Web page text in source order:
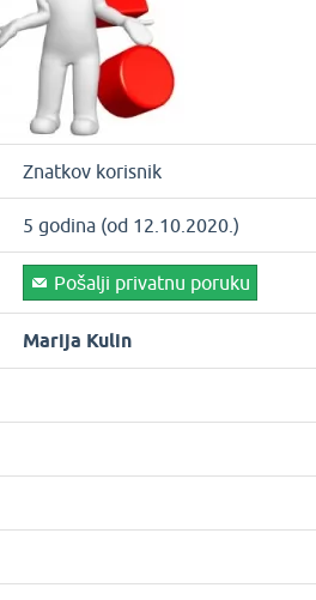
Znatkov korisnik
5 godina (od 12.10.2020.)
Pošalji privatnu poruku
Marija Kulin